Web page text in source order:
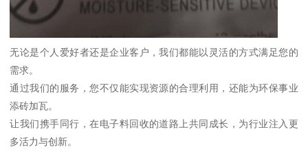
无论是个人爱好者还是企业客户，我们都能以灵活的方式满足您的
需求。
通过我们的服务，您不仅能实现资源的合理利用，还能为环保事业
添砖加瓦。
让我们携手同行，在电子料回收的道路上共同成长，为行业注入更
多活力与创新。